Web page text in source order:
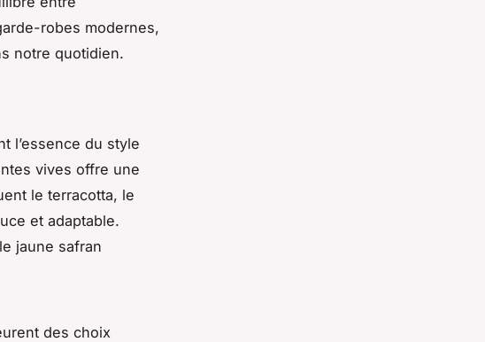
robes modernes,
notre quotidien.
l’essence du style
vives offre une
le terracotta, le
et adaptable.
jaune safran
des choix